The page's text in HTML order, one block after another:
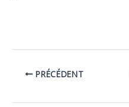
PRÉCÉDENT